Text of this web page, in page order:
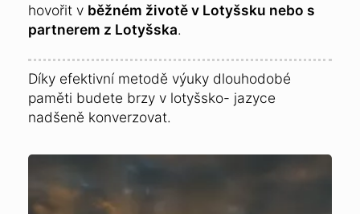
hovořit v běžném životě v Lotyšsku nebo s
partnerem z Lotyšska.
Díky efektivní metodě výuky dlouhodobé
paměti budete brzy v lotyšsko- jazyce
nadšeně konverzovat.